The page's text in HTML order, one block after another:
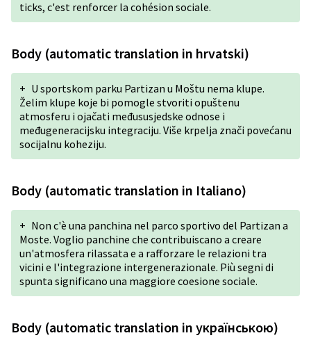
ticks, c'est renforcer la cohésion sociale.
Body (automatic translation in hrvatski)
+ U sportskom parku Partizan u Moštu nema klupe.
Želim klupe koje bi pomogle stvoriti opuštenu
atmosferu i ojačati međususjedske odnose i
međugeneracijsku integraciju. Više krpelja znači povećanu
socijalnu koheziju.
Body (automatic translation in Italiano)
+ Non c'è una panchina nel parco sportivo del Partizan a
Moste. Voglio panchine che contribuiscano a creare
un'atmosfera rilassata e a rafforzare le relazioni tra
vicini e l'integrazione intergenerazionale. Più segni di
spunta significano una maggiore coesione sociale.
Body (automatic translation in українською)